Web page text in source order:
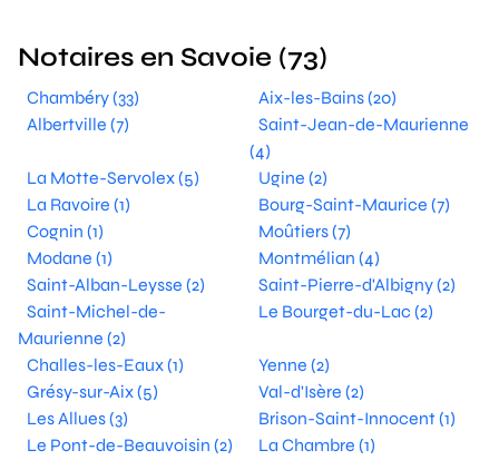
Notaires en Savoie (73)
Chambéry (33)
Aix-les-Bains (20)
Albertville (7)
Saint-Jean-de-Maurienne
(4)
La Motte-Servolex (5)
Ugine (2)
La Ravoire (1)
Bourg-Saint-Maurice (7)
Cognin (1)
Moûtiers (7)
Modane (1)
Montmélian (4)
Saint-Alban-Leysse (2)
Saint-Pierre-d'Albigny (2)
Saint-Michel-de-
Maurienne (2)
Le Bourget-du-Lac (2)
Challes-les-Eaux (1)
Yenne (2)
Grésy-sur-Aix (5)
Val-d'Isère (2)
Les Allues (3)
Brison-Saint-Innocent (1)
Le Pont-de-Beauvoisin (2)
La Chambre (1)